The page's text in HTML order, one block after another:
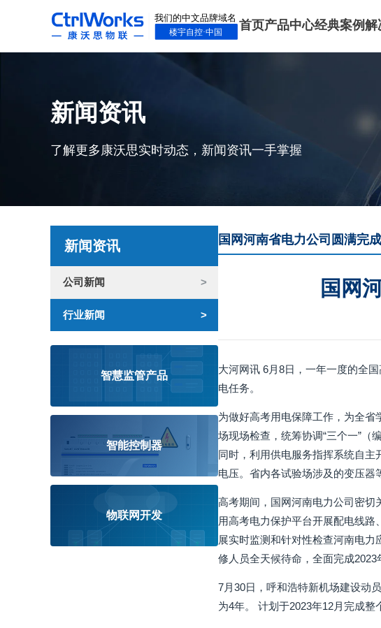
首页产品中心经典案例解
新闻资讯
了解更多康沃思实时动态，新闻资讯一手掌握
新闻资讯
公司新闻
行业新闻
智慧监管产品
智能控制器
物联网开发
国网河南省电力公司圆满完
国网
大河网讯 6月8日，一年一度的全
电任务。
为做好高考用电保障工作，为全
场现场检查，统筹协调“三个一”（
同时，利用供电服务指挥系统自主
电压。省内各试验场涉及的变压器
高考期间，国网河南电力公司密切
用高考电力保护平台开展配电线
展实时监测和针对性检查河南电
修人员全天候待命，全面完成2023
7月30日，呼和浩特新机场建设动
为4年。 计划于2023年12月完成整